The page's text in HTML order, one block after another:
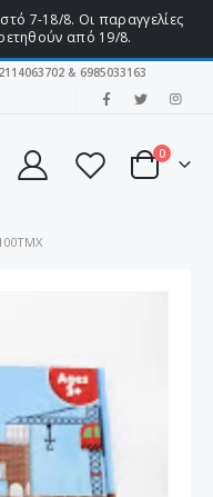
7-18/8. Οι παραγγελίες
από 19/8.
& 6985033163
Cart
0